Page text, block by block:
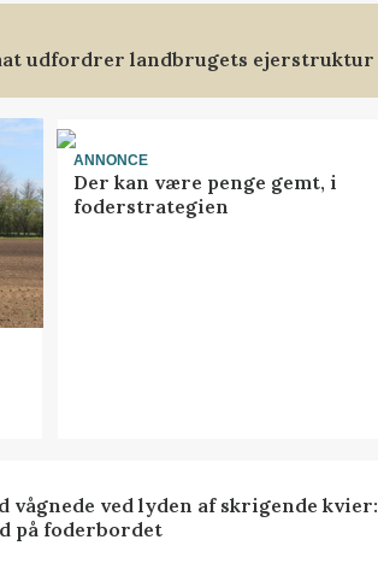
udfordrer landbrugets ejerstruktur
ANNONCE
Der kan være penge gemt, i
foderstrategien
vågnede ved lyden af skrigende kvier:
på foderbordet